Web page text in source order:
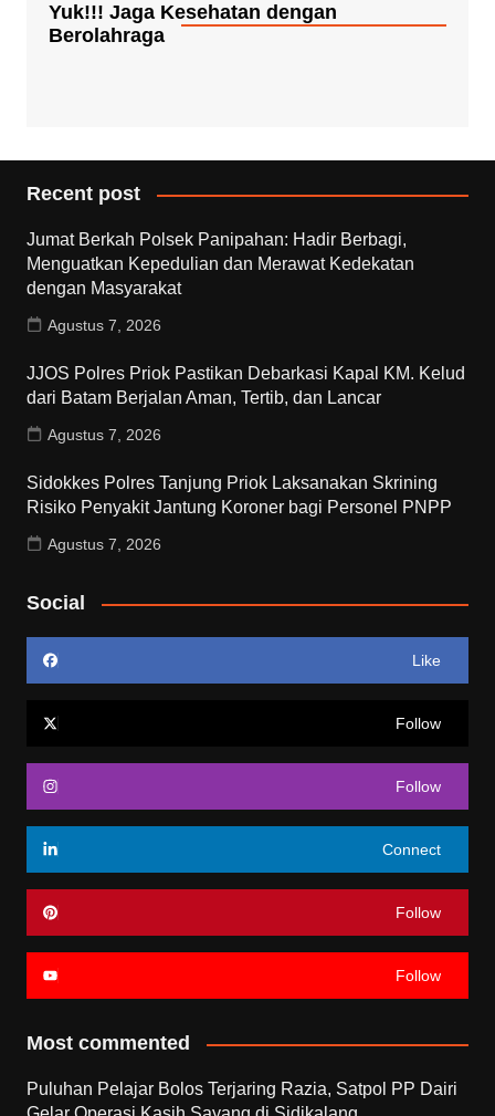
Yuk!!! Jaga Kesehatan dengan
Berolahraga
Recent post
Jumat Berkah Polsek Panipahan: Hadir Berbagi,
Menguatkan Kepedulian dan Merawat Kedekatan
dengan Masyarakat
Agustus 7, 2026
JJOS Polres Priok Pastikan Debarkasi Kapal KM. Kelud
dari Batam Berjalan Aman, Tertib, dan Lancar
Agustus 7, 2026
Sidokkes Polres Tanjung Priok Laksanakan Skrining
Risiko Penyakit Jantung Koroner bagi Personel PNPP
Agustus 7, 2026
Social
Like
Follow
Follow
Connect
Follow
Follow
Most commented
Puluhan Pelajar Bolos Terjaring Razia, Satpol PP Dairi